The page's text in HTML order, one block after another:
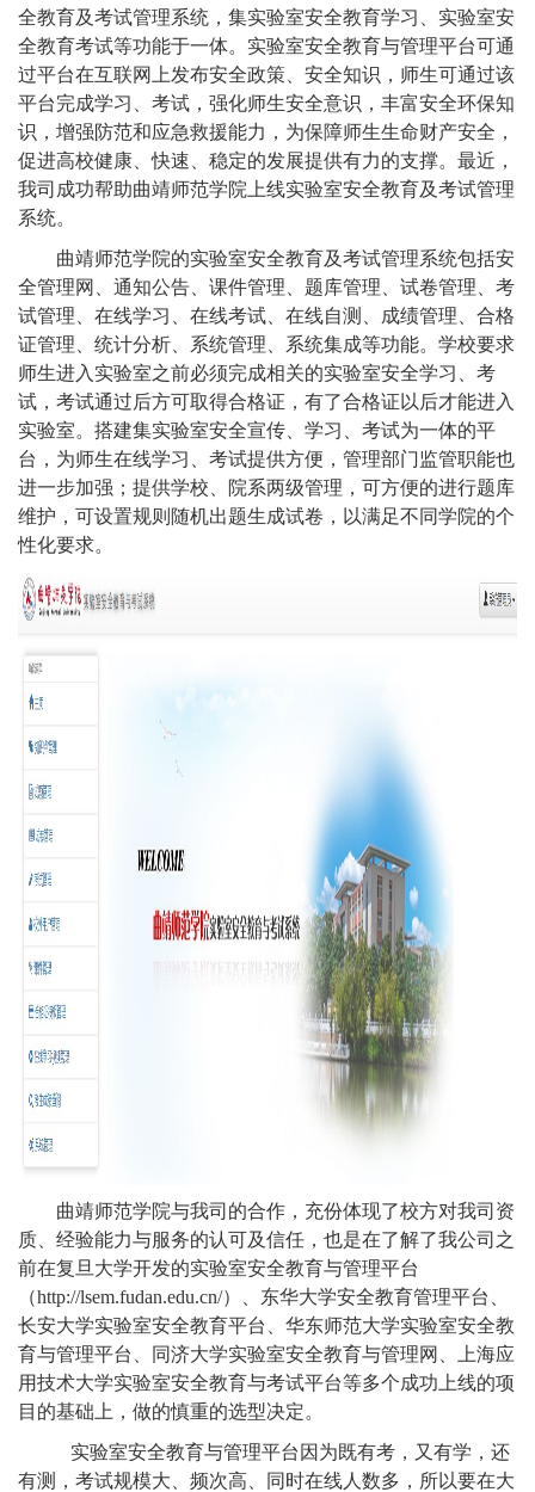
全教育及考试管理系统，集实验室安全教育学习、实验室安
全教育考试等功能于一体。实验室安全教育与管理平台可通
过平台在互联网上发布安全政策、安全知识，师生可通过该
平台完成学习、考试，强化师生安全意识，丰富安全环保知
识，增强防范和应急救援能力，为保障师生生命财产安全，
促进高校健康、快速、稳定的发展提供有力的支撑。最近，
我司成功帮助曲靖师范学院上线实验室安全教育及考试管理
系统。
曲靖师范学院的实验室安全教育及考试管理系统包括安
全管理网、通知公告、课件管理、题库管理、试卷管理、考
试管理、在线学习、在线考试、在线自测、成绩管理、合格
证管理、统计分析、系统管理、系统集成等功能。学校要求
师生进入实验室之前必须完成相关的实验室安全学习、考
试，考试通过后方可取得合格证，有了合格证以后才能进入
实验室。搭建集实验室安全宣传、学习、考试为一体的平
台，为师生在线学习、考试提供方便，管理部门监管职能也
进一步加强；提供学校、院系两级管理，可方便的进行题库
维护，可设置规则随机出题生成试卷，以满足不同学院的个
性化要求。
曲靖师范学院与我司的合作，充份体现了校方对我司资
质、经验能力与服务的认可及信任，也是在了解了我公司之
前在复旦大学开发的实验室安全教育与管理平台
（http://lsem.fudan.edu.cn/）、东华大学安全教育管理平台、
长安大学实验室安全教育平台、华东师范大学实验室安全教
育与管理平台、同济大学实验室安全教育与管理网、上海应
用技术大学实验室安全教育与考试平台等多个成功上线的项
目的基础上，做的慎重的选型决定。
实验室安全教育与管理平台因为既有考，又有学，还
有测，考试规模大、频次高、同时在线人数多，所以要在大